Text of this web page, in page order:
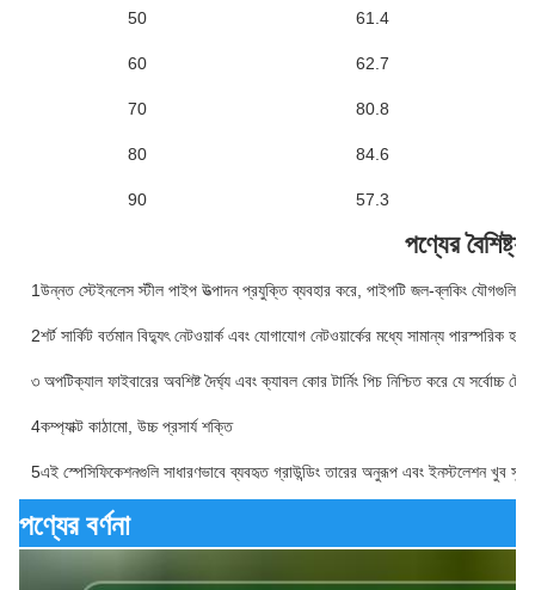
50 61.4
60 62.7
70 80.8
80 84.6
90 57.3
পণ্যের বৈশিষ্ট্য
1উন্নত স্টেইনলেস স্টীল পাইপ উত্পাদন প্রযুক্তি ব্যবহার করে, পাইপটি জল-ব্লকিং যৌগগুলির
2শর্ট সার্কিট বর্তমান বিদ্যুৎ নেটওয়ার্ক এবং যোগাযোগ নেটওয়ার্কের মধ্যে সামান্য পারস্পরিক
৩ অপটিক্যাল ফাইবারের অবশিষ্ট দৈর্ঘ্য এবং ক্যাবল কোর টার্নিং পিচ নিশ্চিত করে যে সর্বোচ্চ
4কম্প্যাক্ট কাঠামো, উচ্চ প্রসার্য শক্তি
5এই স্পেসিফিকেশনগুলি সাধারণভাবে ব্যবহৃত গ্রাউন্ডিং তারের অনুরূপ এবং ইনস্টলেশন খুব
পণ্যের বর্ণনা